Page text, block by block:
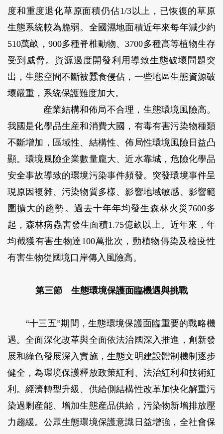
度和重度退化草原面積仍佔1/3以上，已恢復的草原
生態系統較為脆弱。全國濕地面積近年來每年減少約
510萬畝，900多種脊椎動物、3700多種高等植物生存
受到威脅。資源過度開發利用導致生態破壞問題突
出，生態空間不斷被蠶食侵佔，一些地區生態資源破
壞嚴重，系統保護難度加大。
産業結構和佈局不合理，生態環境風險高。
我國是化學品生産和消費大國，有毒有害污染物種類
不斷增加，區域性、結構性、佈局性環境風險日益凸
顯。環境風險企業數量龐大、近水靠城，危險化學品
安全事故導致的環境污染事件頻發。突發環境事件呈
現原因複雜、污染物質多樣、影響地域敏感、影響範
圍擴大的趨勢。過去十年年均發生森林火災7600多
起，森林病蟲害發生面積1.75億畝以上。近年來，年
均截獲有害生物達100萬批次，動植物傳染及檢疫性
有害生物從國境口岸傳入風險高。
第三節 生態環境保護面臨機遇與挑戰
“十三五”期間，生態環境保護面臨重要的戰略機
遇。全面深化改革與全面依法治國深入推進，創新發
展和綠色發展深入實施，生態文明建設體制機制逐步
健全，為環境保護釋放政策紅利、法治紅利和技術紅
利。經濟轉型升級、供給側結構性改革加快化解重污
染過剩産能、增加生態産品供給，污染物新增排放壓
力趨緩。公眾生態環境保護意識日益增強，全社會保